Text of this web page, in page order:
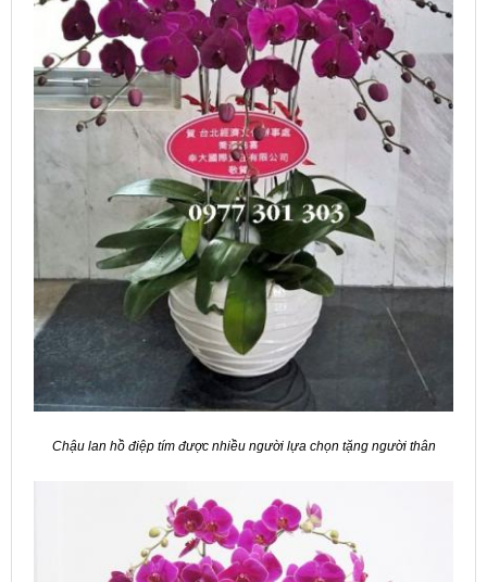
Chậu lan hồ điệp tím được nhiều người lựa chọn tặng người thân